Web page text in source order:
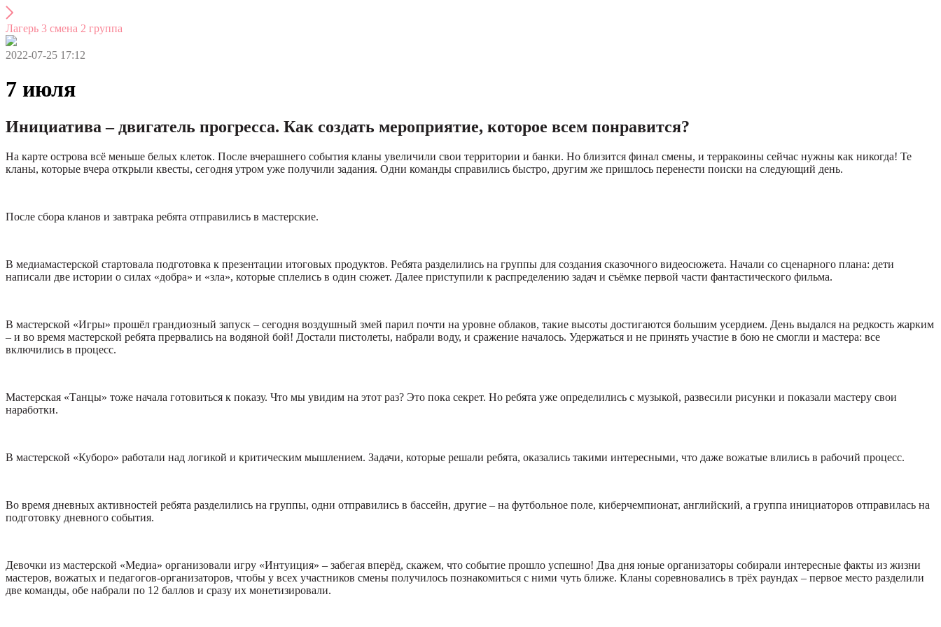
Лагерь 3 смена 2 группа
2022-07-25 17:12
7 июля
Инициатива – двигатель прогресса. Как создать мероприятие, которое всем понравится?
На карте острова всё меньше белых клеток. После вчерашнего события кланы увеличили свои территории и банки. Но близится финал смены, и терракоины сейчас нужны как никогда! Те
кланы, которые вчера открыли квесты, сегодня утром уже получили задания. Одни команды справились быстро, другим же пришлось перенести поиски на следующий день.
После сбора кланов и завтрака ребята отправились в мастерские.
В медиамастерской стартовала подготовка к презентации итоговых продуктов. Ребята разделились на группы для создания сказочного видеосюжета. Начали со сценарного плана: дети
написали две истории о силах «добра» и «зла», которые сплелись в один сюжет. Далее приступили к распределению задач и съёмке первой части фантастического фильма.
В мастерской «Игры» прошёл грандиозный запуск – сегодня воздушный змей парил почти на уровне облаков, такие высоты достигаются большим усердием. День выдался на редкость жарким
– и во время мастерской ребята прервались на водяной бой! Достали пистолеты, набрали воду, и сражение началось. Удержаться и не принять участие в бою не смогли и мастера: все
включились в процесс.
Мастерская «Танцы» тоже начала готовиться к показу. Что мы увидим на этот раз? Это пока секрет. Но ребята уже определились с музыкой, развесили рисунки и показали мастеру свои
наработки.
В мастерской «Куборо» работали над логикой и критическим мышлением. Задачи, которые решали ребята, оказались такими интересными, что даже вожатые влились в рабочий процесс.
Во время дневных активностей ребята разделились на группы, одни отправились в бассейн, другие – на футбольное поле, киберчемпионат, английский, а группа инициаторов отправилась на
подготовку дневного события.
Девочки из мастерской «Медиа» организовали игру «Интуиция» – забегая вперёд, скажем, что событие прошло успешно! Два дня юные организаторы собирали интересные факты из жизни
мастеров, вожатых и педагогов-организаторов, чтобы у всех участников смены получилось познакомиться с ними чуть ближе. Кланы соревновались в трёх раундах – первое место разделили
две команды, обе набрали по 12 баллов и сразу их монетизировали.